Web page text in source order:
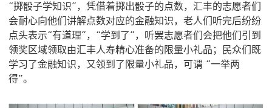
“掷骰子学知识”，凭借着掷出骰子的点数，汇丰的志愿者们
会耐心向他们讲解点数对应的金融知识，老人们听完后纷纷
点头表示“有道理”，“学到了”，听罢志愿者们会把他们引到
领奖区域领取由汇丰人寿精心准备的限量小礼品；民众们既
学习了金融知识，又领到了限量小礼品， 可谓 “一举两
得”。